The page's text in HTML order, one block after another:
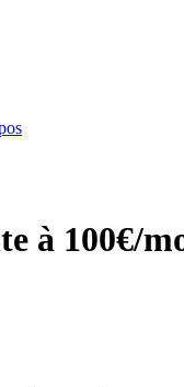
à 100€/